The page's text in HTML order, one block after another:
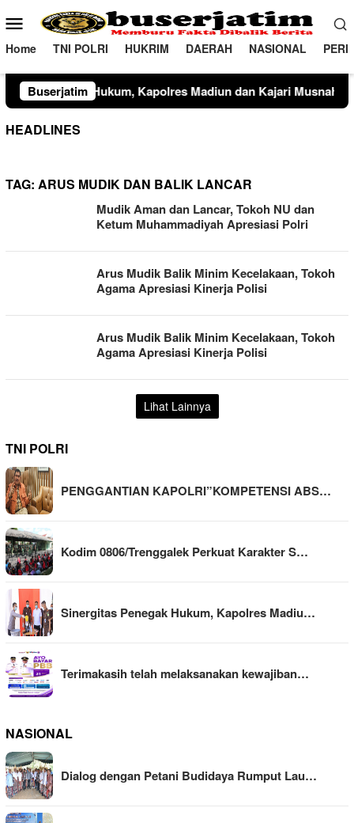
ke
konten
Menu
Mobile
Home TNI POLRI HUKRIM DAERAH NASIONAL
Buserjatim
Kapolres Madiun dan Kajari Musnahkan Barang Bukti
HEADLINES
TAG: ARUS MUDIK DAN BALIK LANCAR
Mudik Aman dan Lancar, Tokoh NU dan
Ketum Muhammadiyah Apresiasi Polri
Arus Mudik Balik Minim Kecelakaan, Tokoh
Agama Apresiasi Kinerja Polisi
Arus Mudik Balik Minim Kecelakaan, Tokoh
Agama Apresiasi Kinerja Polisi
Lihat Lainnya
TNI POLRI
PENGGANTIAN KAPOLRI”KOMPETENSI ABS…
Kodim 0806/Trenggalek Perkuat Karakter S…
Sinergitas Penegak Hukum, Kapolres Madiu…
Terimakasih telah melaksanakan kewajiban…
NASIONAL
Dialog dengan Petani Budidaya Rumput Lau…